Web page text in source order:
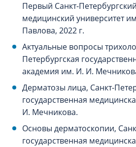
Первый Санкт-
медицинский университет
Павлова, 2022 г.
Актуальные вопросы
Петербургская
академия им. И. И.
Дерматозы лица, Санкт-
государственная
И. Мечникова.
Основы дерматоскопии,
государственная